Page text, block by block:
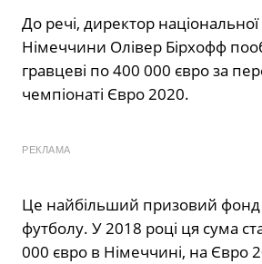
До речі, директор національної
Німеччини Олівер Бірхофф
гравцеві по 400 000 євро за
чемпіонаті Євро 2020.
РЕКЛАМА
Це найбільший призовий фонд
футболу. У 2018 році ця сума
000 євро в Німеччині, на Євро